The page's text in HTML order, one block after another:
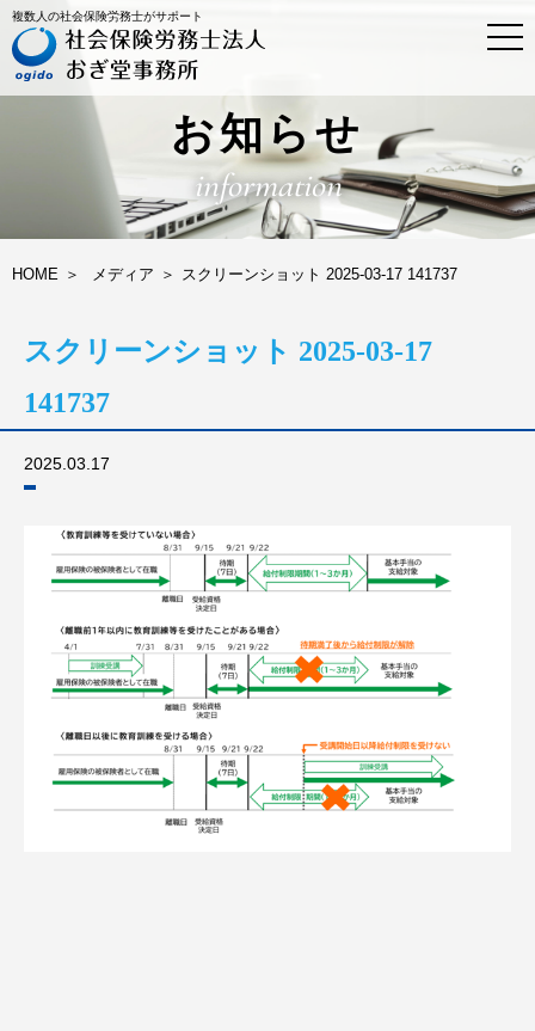
複数人の社会保険労務士がサポート
t
o
g
n
a
v
i
お知らせ
information
HOME メディア スクリーンショット 2025-03-17 141737
スクリーンショット 2025-03-17
141737
2025.03.17